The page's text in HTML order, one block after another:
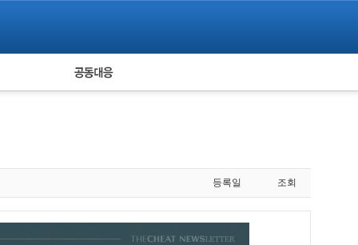
피해자 공동대응
등록일 조회